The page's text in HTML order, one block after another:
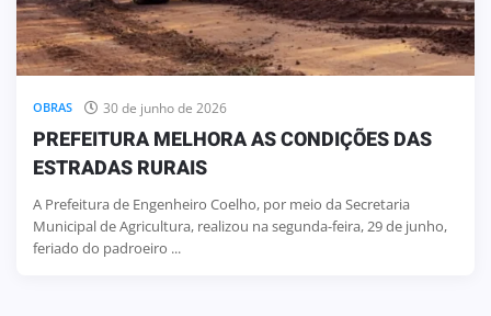
OBRAS 30 de junho de 2026
PREFEITURA MELHORA AS CONDIÇÕES DAS
ESTRADAS RURAIS
A Prefeitura de Engenheiro Coelho, por meio da Secretaria
Municipal de Agricultura, realizou na segunda-feira, 29 de junho,
feriado do padroeiro ...